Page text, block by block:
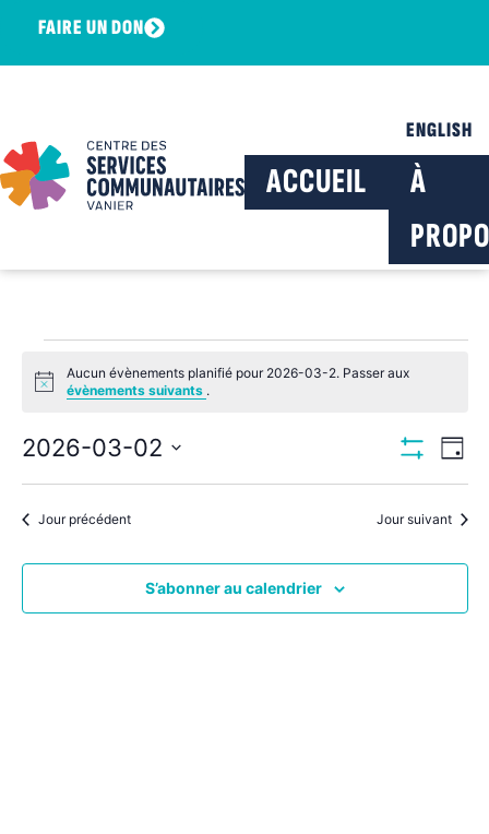
FAIRE UN DON
ENGLISH
ACCUEIL
À
Notice
Aucun évènements planifié pour 2026-03-2. Passer aux
évènements suivants .
parde
Jour
2026-03-02
une
date.Jour précédent Jour suivant
S’abonner au calendrier